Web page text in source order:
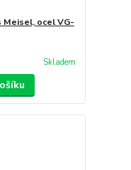
Meisel, ocel VG-
Skladem